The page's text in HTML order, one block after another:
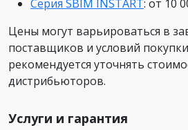
Серия SBIM INSTART: от 10
Цены могут варьироваться в
поставщиков и условий
рекомендуется уточнять
дистрибьюторов.
Услуги и гарантия